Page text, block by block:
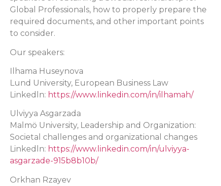
Global Professionals, how to properly prepare the
required documents, and other important points
to consider.
Our speakers:
Ilhama Huseynova
Lund University, European Business Law
Linkedln: https://www.linkedin.com/in/ilhamah/
Ulviyya Asgarzada
Malmö University, Leadership and Organization:
Societal challenges and organizational changes
Linkedln: https://www.linkedin.com/in/ulviyya-
asgarzade-915b8b10b/
Orkhan Rzayev